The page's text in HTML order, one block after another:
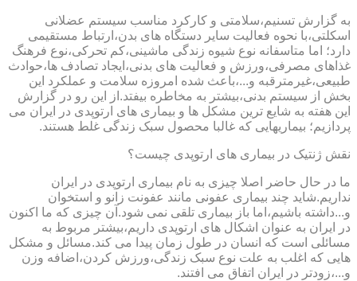
به گزارش تسنیم،سلامتی و کارکرد مناسب سیستم عضلانی
اسکلتی،با نحوه فعالیت سایر دستگاه های بدن،ارتباط مستقیمی
دارد؛ اما متاسفانه نوع شیوه زندگی ماشینی،کم تحرکی،نوع فرهنگ
غذاهای مصرفی،ورزش و فعالیت های بدنی،ایجاد تصادف ها،حوادث
طبیعی،غیرمترقبه و...،باعث شده امروزه سلامت و عملکرد این
بخش از سیستم بدنی،بیشتر به مخاطره بیفتد.از این رو در گزارش
این هفته به شایع ترین مشکل ها و بیماری های ارتوپدی در ایران می
پردازیم؛ بیماریهایی که غالبا محصول سبک زندگی غلط هستند.
نقش ژنتیک در بیماری های ارتوپدی چیست؟
ما در حال حاضر اصلا چیزی به نام بیماری ارتوپدی در ایران
نداریم.شاید چند بیماری عفونی مانند عفونت زانو و استخوان
و...داشته باشیم،اما باز بیماری تلقی نمی شود.آن چیزی که ما اکنون
در ایران به عنوان اشکال های ارتوپدی داریم،بیشتر مربوط به
مسائلی است که انسان در طول زمان پیدا می کند.مسائل و مشکل
هایی که اغلب به علت نوع سبک زندگی،ورزش کردن،اضافه وزن
و...،زودتر در ایران اتفاق می افتند.